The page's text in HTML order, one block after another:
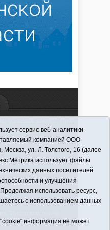
ссылка обязательна
при финансовой
области
ЭЛ № ФС 77-66066
службой по
Автономная
"Информационно-
звезда"" (627570,
сервис веб-аналитики
компанией ООО
Москва, ул. Л. Толстого, 16 (далее
использует файлы
данных посетителей
и улучшения
использовать ресурс,
с использованием данных
информация не может